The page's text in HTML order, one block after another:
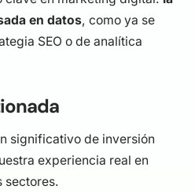
en datos, como ya se
SEO o de analítica
significativo de inversión
experiencia real en
sectores.